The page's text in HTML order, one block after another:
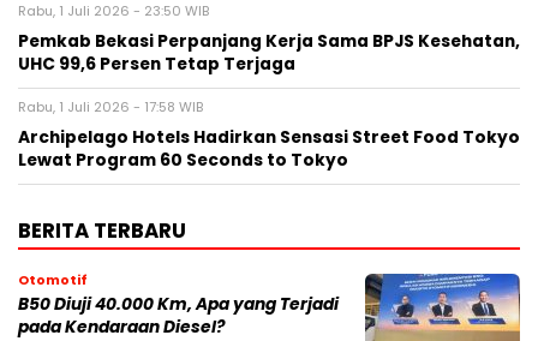
Rabu, 1 Juli 2026 - 23:50 WIB
Pemkab Bekasi Perpanjang Kerja Sama BPJS Kesehatan,
UHC 99,6 Persen Tetap Terjaga
Rabu, 1 Juli 2026 - 17:58 WIB
Archipelago Hotels Hadirkan Sensasi Street Food Tokyo
Lewat Program 60 Seconds to Tokyo
BERITA TERBARU
Otomotif
B50 Diuji 40.000 Km, Apa yang Terjadi
pada Kendaraan Diesel?